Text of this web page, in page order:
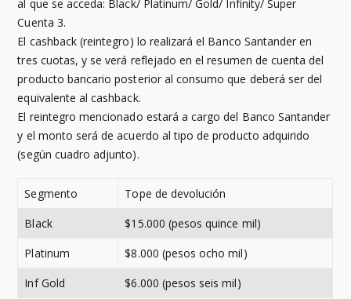
al que se acceda: Black/ Platinum/ Gold/ Infinity/ Super
Cuenta 3.
El cashback (reintegro) lo realizará el Banco Santander en
tres cuotas, y se verá reflejado en el resumen de cuenta del
producto bancario posterior al consumo que deberá ser del
equivalente al cashback.
El reintegro mencionado estará a cargo del Banco Santander
y el monto será de acuerdo al tipo de producto adquirido
(según cuadro adjunto).
Segmento
Tope de devolución
Black
$15.000 (pesos quince mil)
Platinum
$8.000 (pesos ocho mil)
Inf Gold
$6.000 (pesos seis mil)